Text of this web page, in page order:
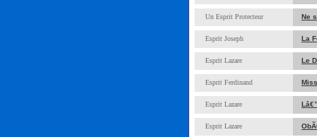
Un Esprit Protecteur Ne
Esprit Joseph La
Esprit Lazare Le
Esprit Ferdinand
Esprit Lazare
Esprit Lazare